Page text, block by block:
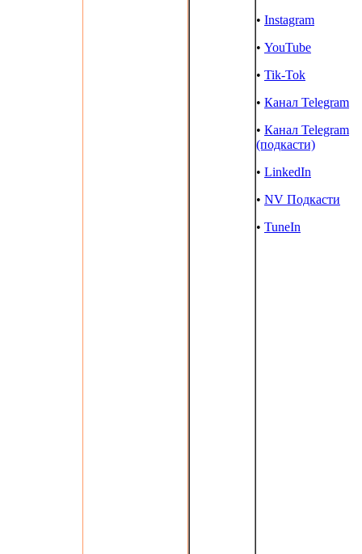
• Instagram
• YouTube
• Tik-Tok
• Канал Telegram
• Канал Telegram
(подкасти)
• LinkedIn
• NV Подкасти
• TuneIn